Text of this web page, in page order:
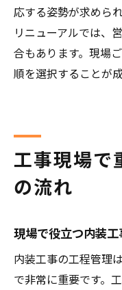
応する姿勢が求めら
リニューアルでは、
合もあります。現場
順を選択することが
工事現場で
の流れ
現場で役立つ内装
内装工事の工程管理
で非常に重要です。